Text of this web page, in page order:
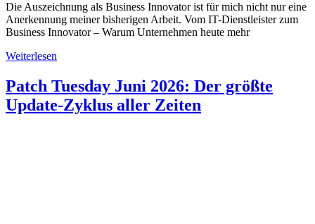
Die Auszeichnung als Business Innovator ist für mich nicht nur eine
Anerkennung meiner bisherigen Arbeit. Vom IT-Dienstleister zum
Business Innovator – Warum Unternehmen heute mehr
Weiterlesen
Patch Tuesday Juni 2026: Der größte
Update-Zyklus aller Zeiten